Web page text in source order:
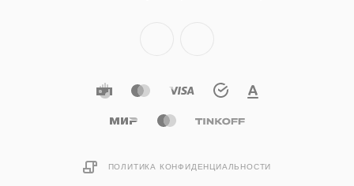
ПОЛИТИКА КОНФИДЕНЦИАЛЬНОСТИ